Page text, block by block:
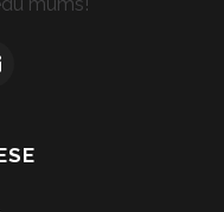
mums!